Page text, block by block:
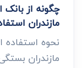
چگونه از
مازندران
نحوه استفاده
مازندران